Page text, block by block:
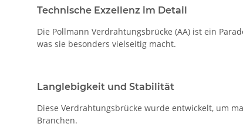
Technische Exzellenz im Detail
Die Pollmann Verdrahtungsbrücke (AA) ist ein
was sie besonders vielseitig macht.
Langlebigkeit und Stabilität
Diese Verdrahtungsbrücke wurde entwickelt, um
Branchen.